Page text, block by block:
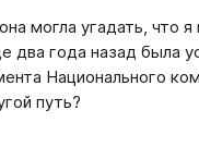
могла угадать, что
два года назад была
Национального
путь?